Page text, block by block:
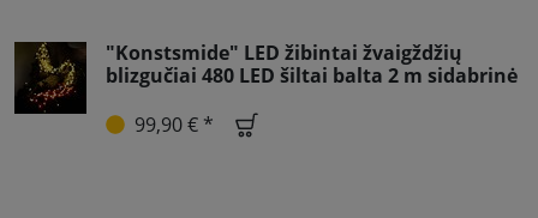
"Konstsmide" LED žibintai žvaigždžių
blizgučiai 480 LED šiltai balta 2 m sidabrinė
99,90 € *